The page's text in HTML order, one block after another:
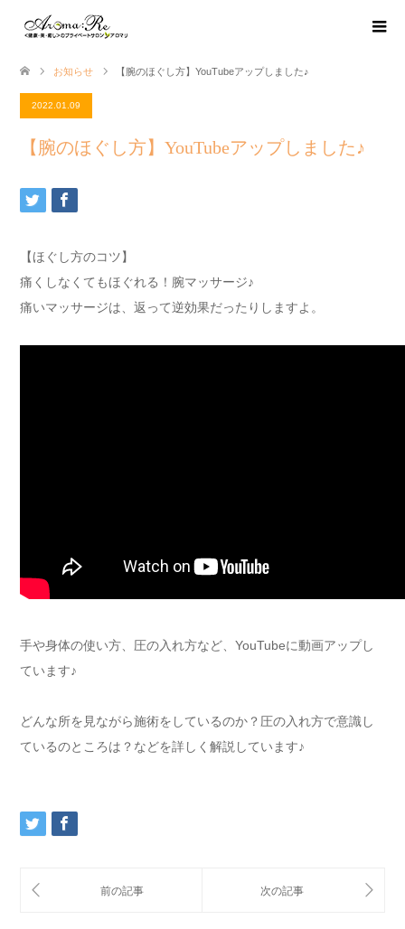
お知らせ 【腕のほぐし方】YouTubeアップしました♪
2022.01.09
【腕のほぐし方】YouTubeアップしました♪
【ほぐし方のコツ】
痛くしなくてもほぐれる！腕マッサージ♪
痛いマッサージは、返って逆効果だったりしますよ。
手や身体の使い方、圧の入れ方など、YouTubeに動画アップし
ています♪
どんな所を見ながら施術をしているのか？圧の入れ方で意識し
ているのところは？などを詳しく解説しています♪